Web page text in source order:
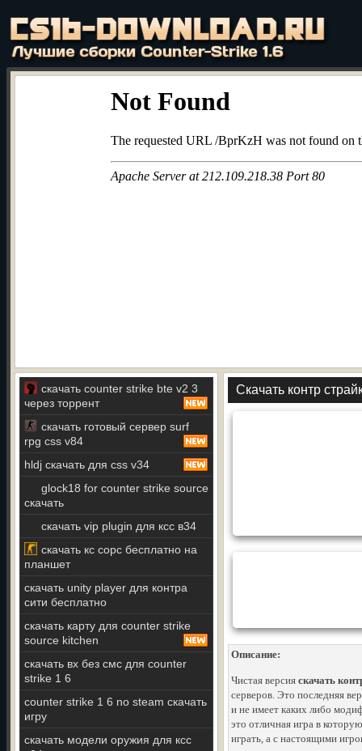
скачать counter strike bte v2 3
через торрент
скачать готовый сервер surf
rpg css v84
hldj скачать для css v34
glock18 for counter strike source
скачать
скачать vip plugin для ксс в34
скачать кс сорс бесплатно на
планшет
скачать unity player для контра
сити бесплатно
скачать карту для counter strike
source kitchen
скачать вх без смс для counter
strike 1 6
counter strike 1 6 no steam скачать
игру
скачать модели оружия для ксс
Скачать контр
Описание:
Чистая версия скачать
серверов. Это последняя
и не имеет каких либо
это отличная игра в
играть, а с настоящими